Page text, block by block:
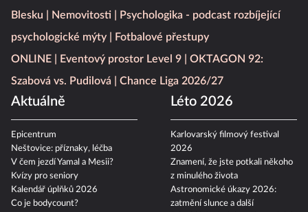
Blesku
Nemovitosti
Psychologika - podcast rozbíjející
psychologické mýty
Fotbalové přestupy
ONLINE
Eventový prostor Level 9
OKTAGON 92:
Szabová vs. Pudilová
Chance Liga 2026/27
Aktuálně
Epicentrum
Neštovice: příznaky, léčba
V čem jezdí Yamal a Mesii?
Kvízy pro seniory
Kalendář úplňků 2026
Co je bodycount?
Léto 2026
Karlovarský filmový festival
2026
Znamení, že jste potkali někoho
z minulého života
Astronomické úkazy 2026:
zatmění slunce a další